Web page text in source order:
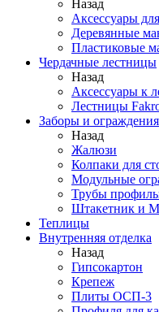
Назад
Аксессуары
Деревянные
Пластиковые
Чердачные лестницы
Назад
Аксессуары к
Лестницы
Заборы и ограждения
Назад
Жалюзи
Колпаки для
Модульные
Трубы
Штакетник и
Теплицы
Внутренняя отделка
Назад
Гипсокартон
Крепеж
Плиты ОСП-3